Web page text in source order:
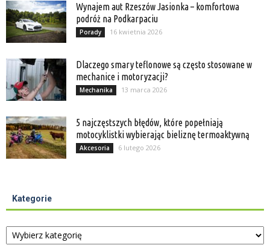
Wynajem aut Rzeszów Jasionka – komfortowa
podróż na Podkarpaciu
Porady 16 kwietnia 2026
Dlaczego smary teflonowe są często stosowane w
mechanice i motoryzacji?
Mechanika 13 marca 2026
5 najczęstszych błędów, które popełniają
motocyklistki wybierając bieliznę termoaktywną
Akcesoria 6 lutego 2026
Kategorie
Kategorie